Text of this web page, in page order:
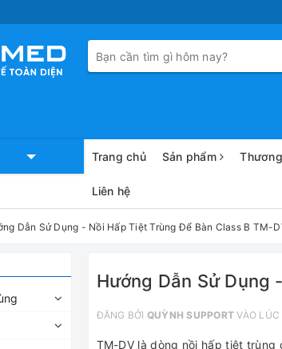
Trang chủ Sản phẩm
Liên hệ
Dẫn Sử Dụng - Nồi Hấp Tiệt Trùng Để Bàn Class B TM-
Hướng Dẫn Sử Dụng
ĐĂNG BỞI QUỲNH SUPPORT VÀO
TM-DV là dòng nồi hấp tiệt